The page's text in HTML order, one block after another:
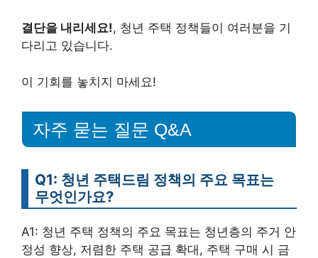
결단을 내리세요!, 청년 주택 정책들이 여러분을 기
다리고 있습니다.
이 기회를 놓치지 마세요!
자주 묻는 질문 Q&A
Q1: 청년 주택드림 정책의 주요 목표는
무엇인가요?
A1: 청년 주택 정책의 주요 목표는 청년층의 주거 안
정성 향상, 저렴한 주택 공급 확대, 주택 구매 시 금